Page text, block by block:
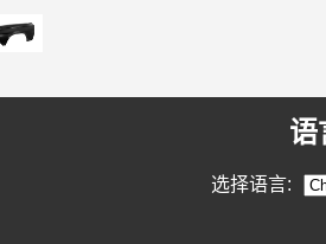
语
选择语言: